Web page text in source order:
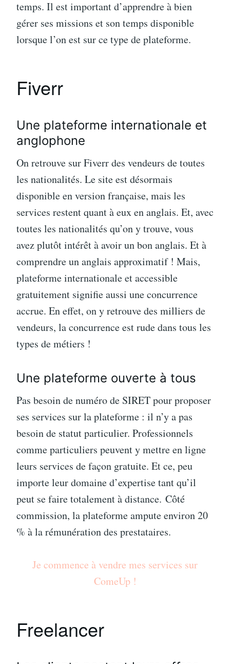
temps. Il est important d’apprendre à bien
gérer ses missions et son temps disponible
lorsque l’on est sur ce type de plateforme.
Fiverr
Une plateforme internationale et
anglophone
On retrouve sur Fiverr des vendeurs de toutes
les nationalités. Le site est désormais
disponible en version française, mais les
services restent quant à eux en anglais. Et, avec
toutes les nationalités qu’on y trouve, vous
avez plutôt intérêt à avoir un bon anglais. Et à
comprendre un anglais approximatif ! Mais,
plateforme internationale et accessible
gratuitement signifie aussi une concurrence
accrue. En effet, on y retrouve des milliers de
vendeurs, la concurrence est rude dans tous les
types de métiers !
Une plateforme ouverte à tous
Pas besoin de numéro de SIRET pour proposer
ses services sur la plateforme : il n’y a pas
besoin de statut particulier. Professionnels
comme particuliers peuvent y mettre en ligne
leurs services de façon gratuite. Et ce, peu
importe leur domaine d’expertise tant qu’il
peut se faire totalement à distance. Côté
commission, la plateforme ampute environ 20
% à la rémunération des prestataires.
Je commence à vendre mes services sur
ComeUp !
Freelancer